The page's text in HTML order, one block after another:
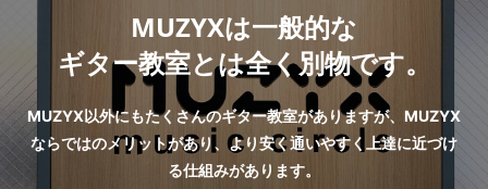
MUZYXは一般的な
ギター教室とは全く別物です。
MUZYX以外にもたくさんのギター教室がありますが、MUZYX
ならではのメリットがあり、より安く通いやすく上達に近づけ
る仕組みがあります。